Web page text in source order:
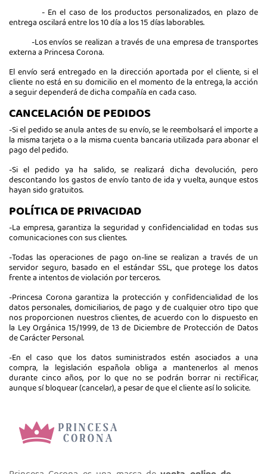
- En el caso de los productos personalizados, en plazo de
entrega oscilará entre los 10 día a los 15 días laborables.
-Los envíos se realizan a través de una empresa de transportes
externa a Princesa Corona.
El envío será entregado en la dirección aportada por el cliente, si el
cliente no está en su domicilio en el momento de la entrega, la acción
a seguir dependerá de dicha compañía en cada caso.
CANCELACIÓN DE PEDIDOS
-Si el pedido se anula antes de su envío, se le reembolsará el importe a
la misma tarjeta o a la misma cuenta bancaria utilizada para abonar el
pago del pedido.
-Si el pedido ya ha salido, se realizará dicha devolución, pero
descontando los gastos de envío tanto de ida y vuelta, aunque estos
hayan sido gratuitos.
POLÍTICA DE PRIVACIDAD
-La empresa, garantiza la seguridad y confidencialidad en todas sus
comunicaciones con sus clientes.
-Todas las operaciones de pago on-line se realizan a través de un
servidor seguro, basado en el estándar SSL, que protege los datos
frente a intentos de violación por terceros.
-Princesa Corona garantiza la protección y confidencialidad de los
datos personales, domiciliarios, de pago y de cualquier otro tipo que
nos proporcionen nuestros clientes, de acuerdo con lo dispuesto en
la Ley Orgánica 15/1999, de 13 de Diciembre de Protección de Datos
de Carácter Personal.
-En el caso que los datos suministrados estén asociados a una
compra, la legislación española obliga a mantenerlos al menos
durante cinco años, por lo que no se podrán borrar ni rectificar,
aunque sí bloquear (cancelar), a pesar de que el cliente así lo solicite.